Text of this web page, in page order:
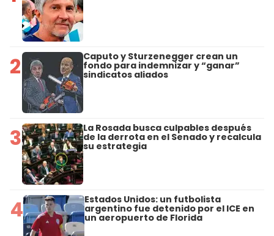
2 Caputo y Sturzenegger crean un
fondo para indemnizar y “ganar”
sindicatos aliados
3 La Rosada busca culpables después
de la derrota en el Senado y recalcula
su estrategia
4 Estados Unidos: un futbolista
argentino fue detenido por el ICE en
un aeropuerto de Florida